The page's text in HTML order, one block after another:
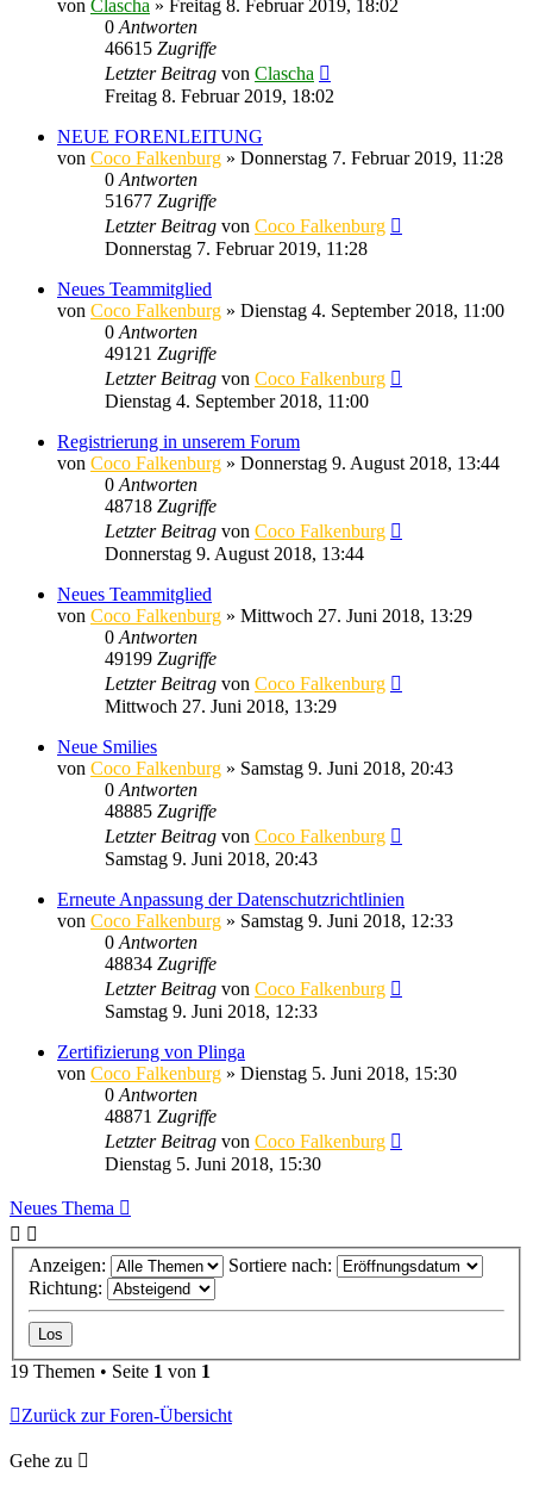
von Clascha » Freitag 8. Februar 2019, 18:02
0 Antworten
46615 Zugriffe
Letzter Beitrag von Clascha
Freitag 8. Februar 2019, 18:02
NEUE FORENLEITUNG
von Coco Falkenburg » Donnerstag 7. Februar 2019, 11:28
0 Antworten
51677 Zugriffe
Letzter Beitrag von Coco Falkenburg
Donnerstag 7. Februar 2019, 11:28
Neues Teammitglied
von Coco Falkenburg » Dienstag 4. September 2018, 11:00
0 Antworten
49121 Zugriffe
Letzter Beitrag von Coco Falkenburg
Dienstag 4. September 2018, 11:00
Registrierung in unserem Forum
von Coco Falkenburg » Donnerstag 9. August 2018, 13:44
0 Antworten
48718 Zugriffe
Letzter Beitrag von Coco Falkenburg
Donnerstag 9. August 2018, 13:44
Neues Teammitglied
von Coco Falkenburg » Mittwoch 27. Juni 2018, 13:29
0 Antworten
49199 Zugriffe
Letzter Beitrag von Coco Falkenburg
Mittwoch 27. Juni 2018, 13:29
Neue Smilies
von Coco Falkenburg » Samstag 9. Juni 2018, 20:43
0 Antworten
48885 Zugriffe
Letzter Beitrag von Coco Falkenburg
Samstag 9. Juni 2018, 20:43
Erneute Anpassung der Datenschutzrichtlinien
von Coco Falkenburg » Samstag 9. Juni 2018, 12:33
0 Antworten
48834 Zugriffe
Letzter Beitrag von Coco Falkenburg
Samstag 9. Juni 2018, 12:33
Zertifizierung von Plinga
von Coco Falkenburg » Dienstag 5. Juni 2018, 15:30
0 Antworten
48871 Zugriffe
Letzter Beitrag von Coco Falkenburg
Dienstag 5. Juni 2018, 15:30
Neues Thema
Anzeigen:
Sortiere nach:
Richtung:
19 Themen • Seite 1 von 1
Zurück zur Foren-Übersicht
Gehe zu